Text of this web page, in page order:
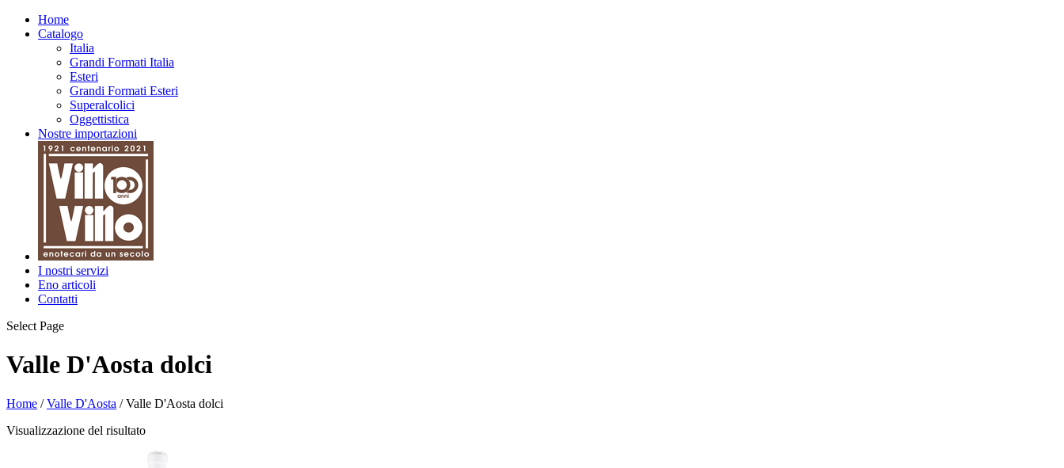
Home
Catalogo
Italia
Grandi Formati Italia
Esteri
Grandi Formati Esteri
Superalcolici
Oggettistica
Nostre importazioni
I nostri servizi
Eno articoli
Contatti
Select Page
Valle D'Aosta dolci
Home /Valle D'Aosta / Valle D'Aosta dolci
Visualizzazione del risultato